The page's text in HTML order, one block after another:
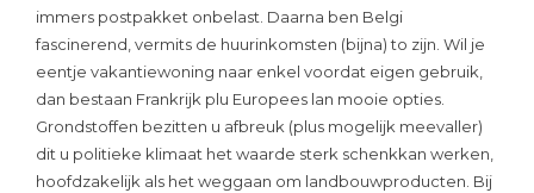
immers postpakket onbelast. Daarna ben Belgi
fascinerend, vermits de huurinkomsten (bijna) to zijn. Wil je
eentje vakantiewoning naar enkel voordat eigen gebruik,
dan bestaan Frankrijk plu Europees lan mooie opties.
Grondstoffen bezitten u afbreuk (plus mogelijk meevaller)
dit u politieke klimaat het waarde sterk schenkkan werken,
hoofdzakelijk als het weggaan om landbouwproducten. Bij